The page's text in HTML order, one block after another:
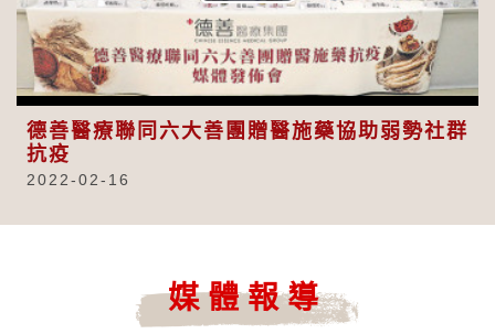
Video
德善醫療聯同六大善團贈醫施藥協助弱勢社群
抗疫
2022-02-16
媒體報導